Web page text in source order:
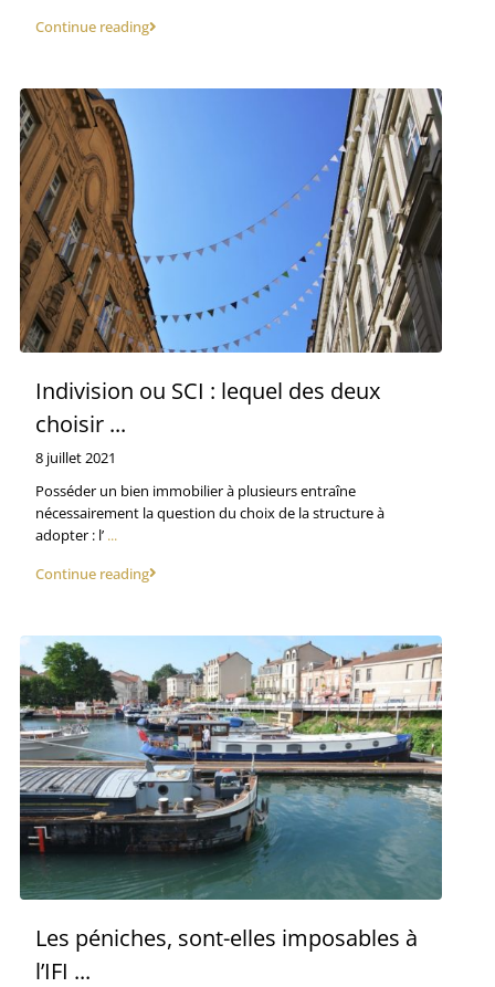
Continue reading
Indivision ou SCI : lequel des deux
choisir ...
8 juillet 2021
Posséder un bien immobilier à plusieurs entraîne
nécessairement la question du choix de la structure à
adopter : l’ ...
Continue reading
Les péniches, sont-elles imposables à
l’IFI ...